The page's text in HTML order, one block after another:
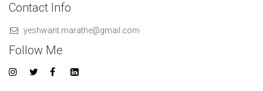
Contact Info
yeshwant.marathe@gmail.com
Follow Me